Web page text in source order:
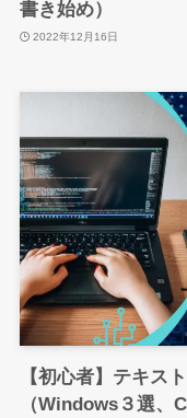
書き始め）
2022年12月16日
【初心者】テキス
（Windows３選、